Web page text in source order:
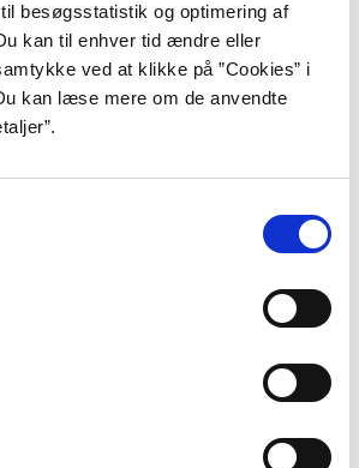
besøgsstatistik og optimering af
kan til enhver tid ændre eller
ved at klikke på ”Cookies” i
kan læse mere om de anvendte
at han til syvende og sidst bliver
landet. Men hvem havde troet, at
i USA skulle forvandle ham til
om J.P. Jacobsen, og så læste jeg
fascineret af alt det, der ikke stod."
Indholdet stilles nemlig til rådighed af en